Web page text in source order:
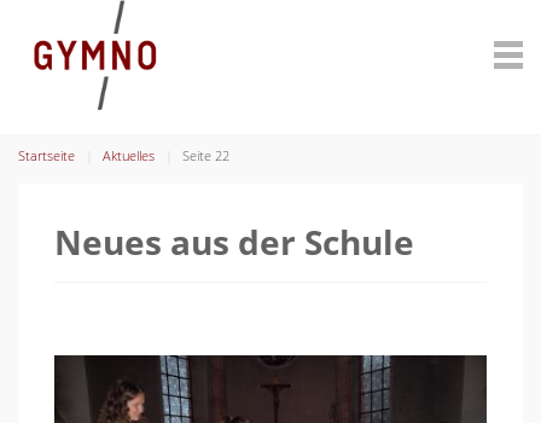
Startseite Aktuelles Seite 22
Neues aus der Schule